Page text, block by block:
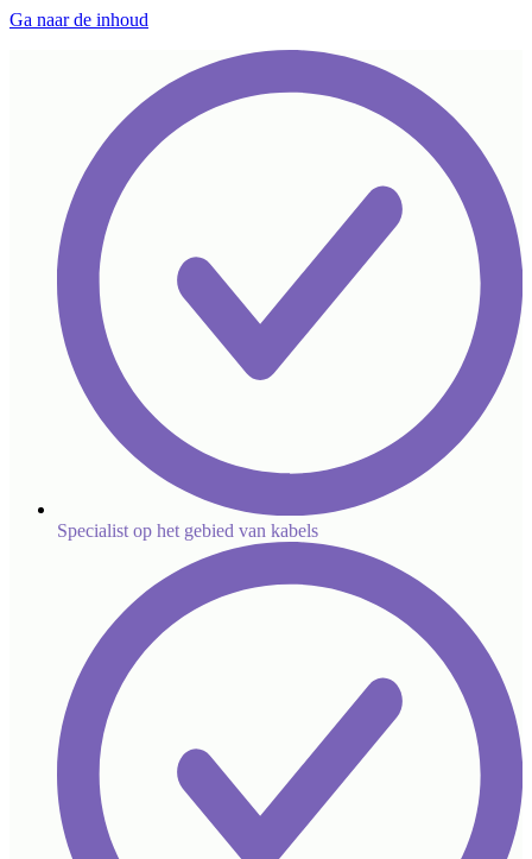
Ga naar de inhoud
Specialist op het gebied van kabels